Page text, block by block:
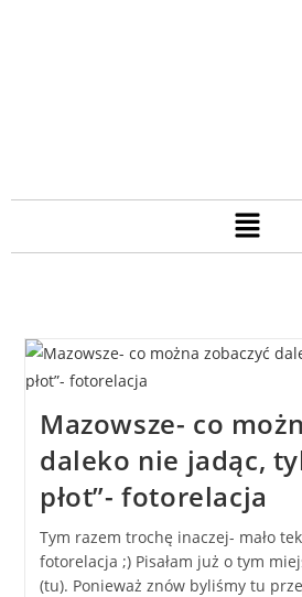
Mazowsze- co
daleko nie jadąc,
płot”- fotorelacja
Tym razem trochę inaczej- mało
fotorelacja ;) Pisałam już o tym
(tu). Ponieważ znów byliśmy tu